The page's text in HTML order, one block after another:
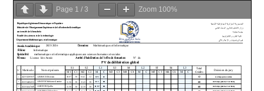
Page 1 /3 Zoom 100%